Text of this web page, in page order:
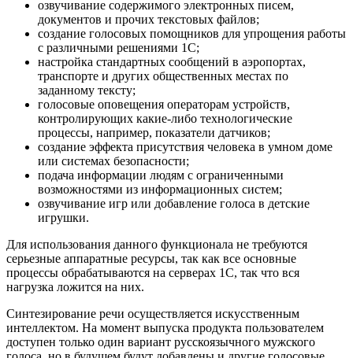
озвучивание содержимого электронных писем,
документов и прочих текстовых файлов;
создание голосовых помощников для упрощения работы
с различными решениями 1С;
настройка стандартных сообщений в аэропортах,
транспорте и других общественных местах по
заданному тексту;
голосовые оповещения операторам устройств,
контролирующих какие-либо технологические
процессы, например, показатели датчиков;
создание эффекта присутствия человека в умном доме
или системах безопасности;
подача информации людям с ограниченными
возможностями из информационных систем;
озвучивание игр или добавление голоса в детские
игрушки.
Для использования данного функционала не требуются
серьезные аппаратные ресурсы, так как все основные
процессы обрабатываются на серверах 1С, так что вся
нагрузка ложится на них.
Синтезирование речи осуществляется искусственным
интеллектом. На момент выпуска продукта пользователем
доступен только один вариант русскоязычного мужского